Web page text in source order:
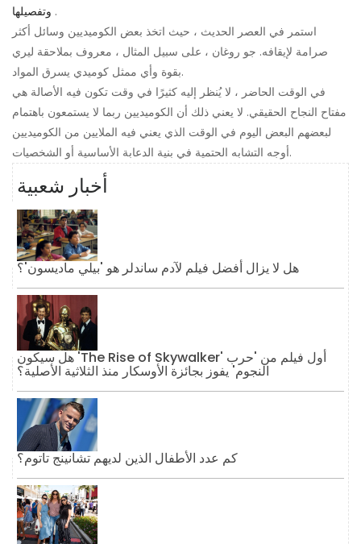
وتفصيلها .
استمر في العصر الحديث ، حيث اتخذ بعض الكوميديين وسائل أكثر
صرامة لإيقافه. جو روغان ، على سبيل المثال ، معروف بملاحقة ليري
بقوة وأي ممثل كوميدي يسرق المواد.
في الوقت الحاضر ، لا يُنظر إليه كثيرًا في وقت تكون فيه الأصالة هي
مفتاح النجاح الحقيقي. لا يعني ذلك أن الكوميديين ربما لا يستمعون باهتمام
لبعضهم البعض اليوم في الوقت الذي يعني فيه الملايين من الكوميديين
أوجه التشابه الحتمية في بنية الدعابة الأساسية أو الشخصيات.
أخبار شعبية
هل لا يزال أفضل فيلم لآدم ساندلر هو 'بيلي ماديسون'؟
هل سيكون 'The Rise of Skywalker' أول فيلم من 'حرب
النجوم' يفوز بجائزة الأوسكار منذ الثلاثية الأصلية؟
كم عدد الأطفال الذين لديهم تشانينج تاتوم؟